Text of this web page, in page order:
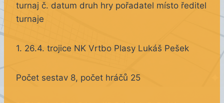
turnaj č. datum druh hry pořadatel místo ředitel
turnaje
1. 26.4. trojice NK Vrtbo Plasy Lukáš Pešek
Počet sestav 8, počet hráčů 25